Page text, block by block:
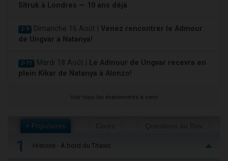
Sitruk à Londres — 10 ans déjà
J-9 Dimanche 16 Août | Venez rencontrer le Admour
de Ungvar à Natanya!
J-11 Mardi 18 Août |
Le Admour de Ungvar recevra en
plein Kikar de Natanya à Alonzo!
Voir tous les événements à venir
+ Populaires
1 Histoire - À bord du Titanic